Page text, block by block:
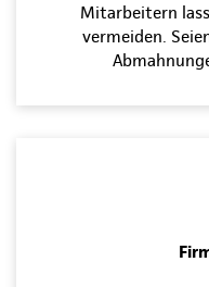
Mitarbeitern
vermeiden.